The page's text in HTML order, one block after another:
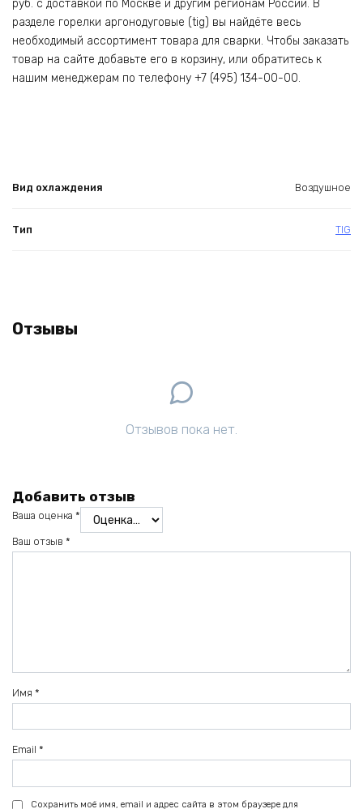
руб. с доставкой по Москве и другим регионам России. В
разделе горелки аргонодуговые (tig) вы найдёте весь
необходимый ассортимент товара для сварки. Чтобы заказать
товар на сайте добавьте его в корзину, или обратитесь к
нашим менеджерам по телефону +7 (495) 134-00-00.
Вид охлаждения Воздушное
Тип TIG
Отзывы
Отзывов пока нет.
Добавить отзыв
Ваша оценка *
Ваш отзыв *
Имя *
Email *
Сохранить моё имя, email и адрес сайта в этом браузере для